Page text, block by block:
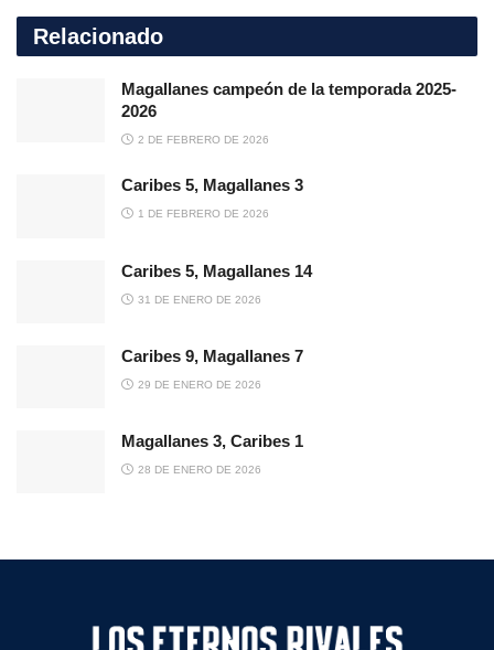
Relacionado
Magallanes campeón de la temporada 2025-
2026
2 DE FEBRERO DE 2026
Caribes 5, Magallanes 3
1 DE FEBRERO DE 2026
Caribes 5, Magallanes 14
31 DE ENERO DE 2026
Caribes 9, Magallanes 7
29 DE ENERO DE 2026
Magallanes 3, Caribes 1
28 DE ENERO DE 2026